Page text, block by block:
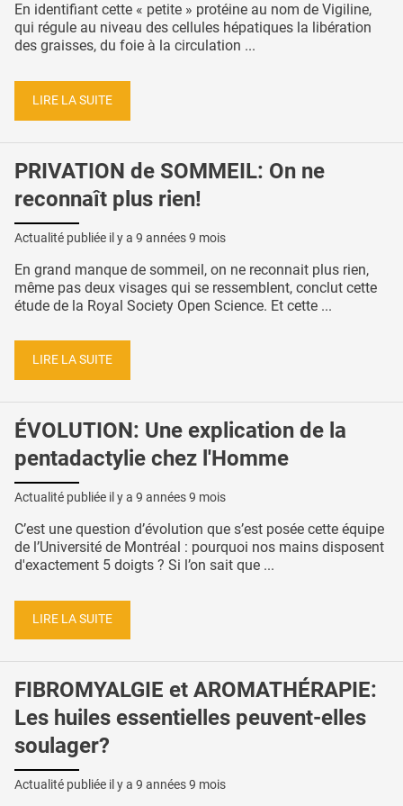
En identifiant cette « petite » protéine au nom de Vigiline,
qui régule au niveau des cellules hépatiques la libération
des graisses, du foie à la circulation ...
LIRE LA SUITE
PRIVATION de SOMMEIL: On ne
reconnaît plus rien!
Actualité publiée il y a 9 années 9 mois
En grand manque de sommeil, on ne reconnait plus rien,
même pas deux visages qui se ressemblent, conclut cette
étude de la Royal Society Open Science. Et cette ...
LIRE LA SUITE
ÉVOLUTION: Une explication de la
pentadactylie chez l'Homme
Actualité publiée il y a 9 années 9 mois
C’est une question d’évolution que s’est posée cette équipe
de l’Université de Montréal : pourquoi nos mains disposent
d'exactement 5 doigts ? Si l’on sait que ...
LIRE LA SUITE
FIBROMYALGIE et AROMATHÉRAPIE:
Les huiles essentielles peuvent-elles
soulager?
Actualité publiée il y a 9 années 9 mois